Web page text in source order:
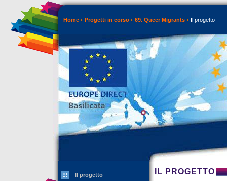
Home Progetti in corso 69. Queer Migrants Il progetto
Il progetto IL PROGETTO